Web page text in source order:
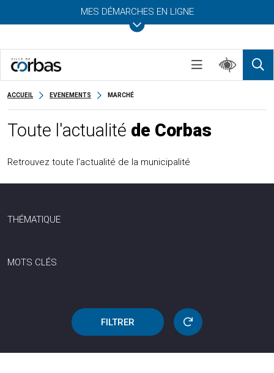
MES DÉMARCHES EN LIGNE
ACCUEIL EVENEMENTS MARCHÉ
Toute l'actualité de Corbas
Retrouvez toute l’actualité de la municipalité
THÉMATIQUE
MOTS CLÉS
FILTRER